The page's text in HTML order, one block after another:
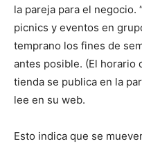
la pareja para el negocio.
picnics y eventos en
temprano los fines de
antes posible. (El horario
tienda se publica en la
lee en su web.
Esto indica que se